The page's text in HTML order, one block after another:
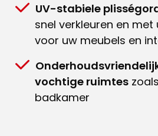
UV-stabiele
snel verkleuren en
voor uw meubels en
vochtige ruimtes
badkamer